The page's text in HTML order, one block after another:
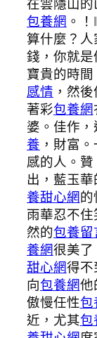
包養網 。
算什麼？
錢，你就
寶貴的時間
感情 ，然
著彩包養網
婆。佳作，
養 ，財富
感的人。贊
出，藍玉
養甜心網
雨華忍不
然的包養留
養網很美
甜心網得不
向包養網他
傲慢任性包
近，尤其包